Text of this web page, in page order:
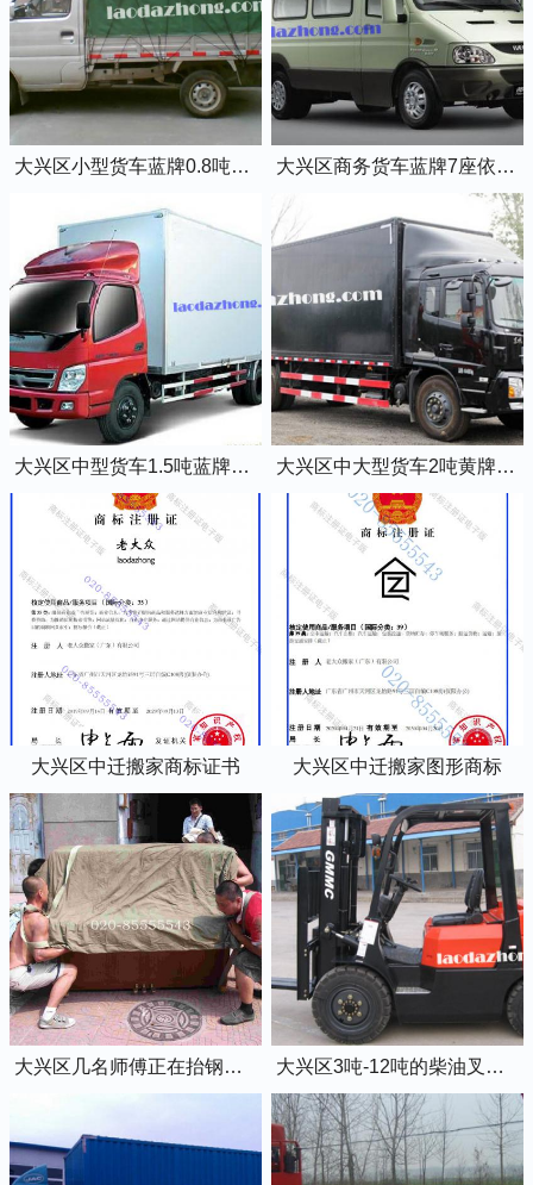
大兴区小型货车蓝牌0.8吨小卡车 大兴区商务货车蓝牌7座依维柯全顺车
大兴区中型货车1.5吨蓝牌4米2厢式货车 大兴区中大型货车2吨黄牌5米2厢式货车
大兴区中迁搬家商标证书 大兴区中迁搬家图形商标
大兴区几名师傅正在抬钢琴上楼 大兴区3吨-12吨的柴油叉车出租